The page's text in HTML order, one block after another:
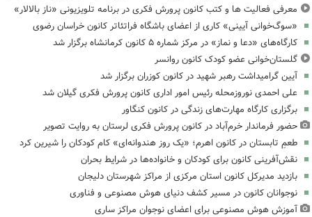
معرفی فعالیت ها و کتب کانون پرورش فکری در برنامه تلویزیونی «ناز بالالار»
«سوگ‌خوانی آیینی» کاری از اعضای باشگاه فراتئاتر کانون خراسان رضوی
کارگاه‌های «دعا و نماز» در مرکز شماره ۵ کانون کرمانشاه برگزار شد
گلستان‌خوانی عضو کودک کانون روانسر
آیین گرامیداشت رهبر شهید در کانون کوزران برگزار شد
علی احمدی نوروزمحله رئیس امور اداری کانون پرورش فکری گیلان شد
برگزاری کارگاه مهارت‌های زندگی در کانون کنگاور
حضور فرماندار خرم‌آباد در کانون پرورش فکری لرستان به روایت تصویر
طعمِ تابستان در کانون اهرم؛ «یک روز هندوانه‌ای» کام کودکان را شیرین کرد
نقش‌آفرینی کانون برای کودکان و خانواده‌ها در شرایط بحران
بازدید مدیرکل کانون استان مرکزی از مراکز شهرستان دلیجان
نوجوانان کانون در مسیر کشف دنیای هوش مصنوعی و فناوری
آموزش هوش مصنوعی برای اعضای نوجوان مراکز ساری